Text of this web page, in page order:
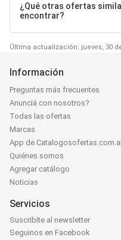
¿Qué otras ofertas
encontrar?
Última actualización: jueves, 30
Información
Preguntas más frecuentes
Anunciá con nosotros?
Todas las ofertas
Marcas
App de
Quiénes somos
Agregar catálogo
Noticias
Servicios
Suscribite al newsletter
Seguinos en Facebook